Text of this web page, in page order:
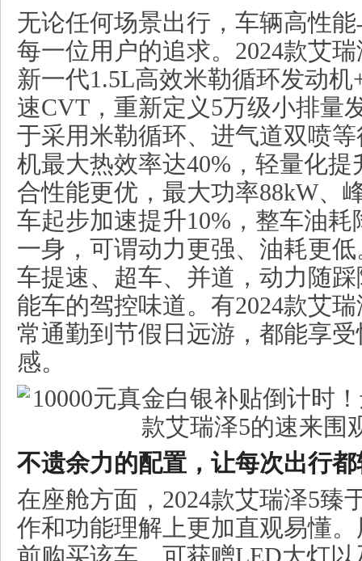
无论任何场景出行，车辆高性
每一位用户的追求。2024款艾
新一代1.5L高效米勒循环发动机
速CVT，重新定义5万级小排量
于采用米勒循环、进气道双喷
机最大热效率达40%，轻量化提
合性能更优，最大功率88kW、
车起步加速提升10%，整车油
一身，可谓动力更强、油耗更
车提速、超车、并道，动力随
能车的驾控味道。有2024款艾
常通勤到节假日远游，都能享
感。
不遗余力的配置，让每次出行
在座舱方面，2024款艾瑞泽5臻
作和功能理解上更加直观易懂